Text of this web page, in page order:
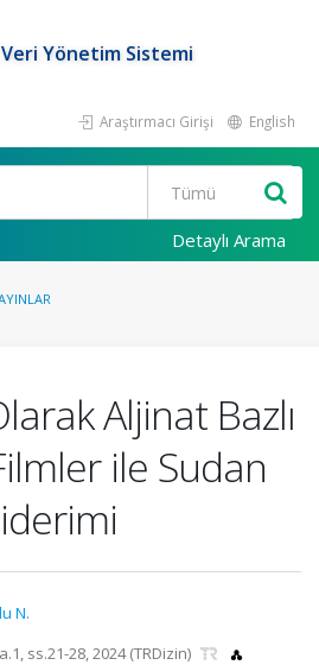
Yönetim Sistemi
Araştırmacı Girişi English
Detaylı Arama
Aljinat Bazlı
ile Sudan
N.
ss.21-28, 2024 (TRDizin)